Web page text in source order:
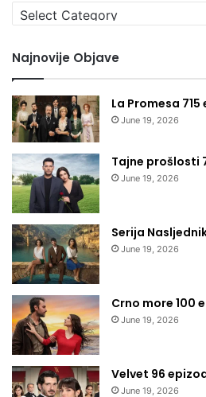
Izaberi
kategoriju
Najnovije Objave
La Promesa
June 19, 2026
Tajne prošlosti
June 19, 2026
Serija
June 19, 2026
Crno more 100
June 19, 2026
Velvet 96
June 19, 2026